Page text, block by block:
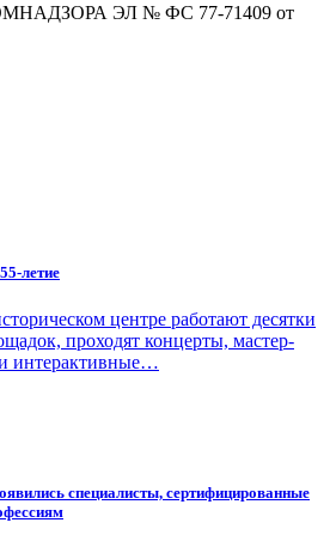
ЭЛ № ФС 77-71409 от
летие
центре работают десятки
проходят концерты, мастер-
интерактивные…
специалисты, сертифицированные